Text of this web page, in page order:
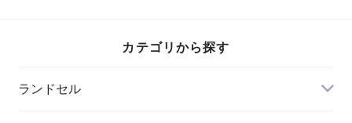
カテゴリから探す
ランドセル